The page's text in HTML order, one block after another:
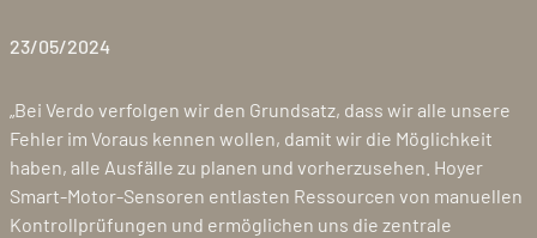
23/05/2024
„Bei Verdo verfolgen wir den Grundsatz, dass wir alle unsere
Fehler im Voraus kennen wollen, damit wir die Möglichkeit
haben, alle Ausfälle zu planen und vorherzusehen. Hoyer
Smart-Motor-Sensoren entlasten Ressourcen von manuellen
Kontrollprüfungen und ermöglichen uns die zentrale